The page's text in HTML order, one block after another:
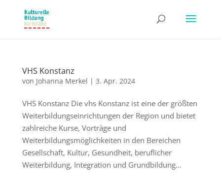
VHS Konstanz
von Johanna Merkel | 3. Apr. 2024
VHS Konstanz Die vhs Konstanz ist eine der größten
Weiterbildungseinrichtungen der Region und bietet
zahlreiche Kurse, Vorträge und
Weiterbildungsmöglichkeiten in den Bereichen
Gesellschaft, Kultur, Gesundheit, beruflicher
Weiterbildung, Integration und Grundbildung...